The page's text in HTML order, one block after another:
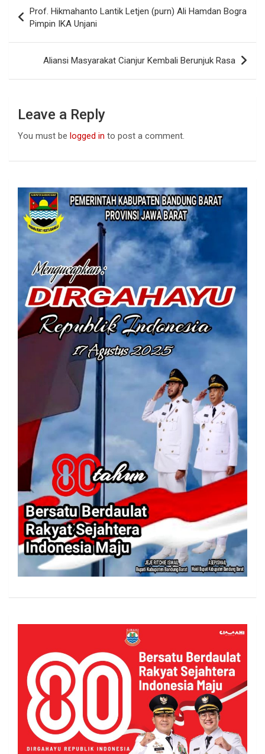
o
o
k
A
p
p
n
navigation
Prof. Hikmahanto Lantik Letjen (purn) Ali Hamdan Bogra
Pimpin IKA Unjani
Aliansi Masyarakat Cianjur Kembali Berunjuk Rasa
Leave a Reply
You must be logged in to post a comment.